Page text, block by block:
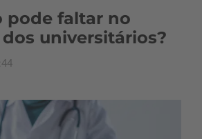
pode faltar no
universitários?